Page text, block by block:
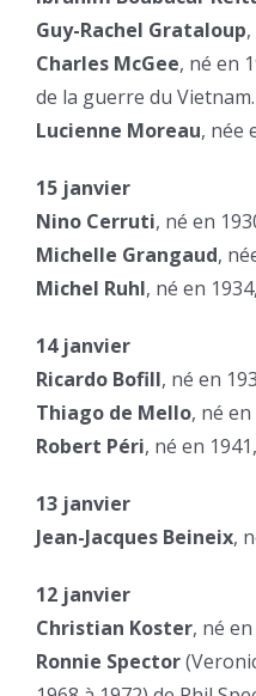
Guy-Rachel Grataloup
Charles McGee, né en
de la guerre du Vietnam.
Lucienne Moreau, née
15 janvier
Nino Cerruti, né en
Michelle Grangaud,
Michel Ruhl, né en
14 janvier
Ricardo Bofill, né en
Thiago de Mello, né
Robert Péri, né en
13 janvier
Jean-Jacques Beineix,
12 janvier
Christian Koster, né
Ronnie Spector